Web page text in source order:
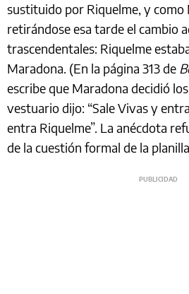
sustituido por Riquelme, y
retirándose esa tarde el cambio
trascendentales: Riquelme
Maradona. (En la página 313 de
escribe que Maradona decidió
vestuario dijo: “Sale Vivas y
entra Riquelme”. La anécdota
de la cuestión formal de la